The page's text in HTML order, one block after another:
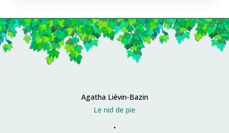
Agatha Liévin-Bazin
Le nid de pie
•